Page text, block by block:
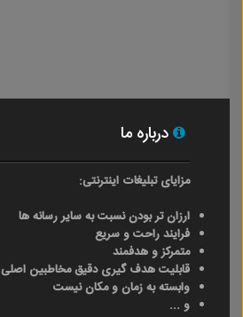
درباره ما
مزایای تبلیغات اینترنتی:
ارزان تر بودن نسبت به سایر رسانه ها
فرایند راحت و سریع
متمرکز و هدفمند
قابلیت هدف گیری دقیق مخاطبین اصلی
وابسته به زمان و مکان نیست
و ...